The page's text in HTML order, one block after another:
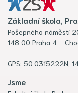
Základní škola,
Pošepného náměstí
148 00 Praha 4 –
GPS: 50.0315222N,
Jsme